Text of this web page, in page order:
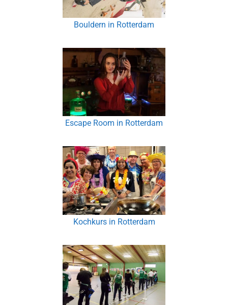
Bouldern in Rotterdam
Escape Room in Rotterdam
Kochkurs in Rotterdam